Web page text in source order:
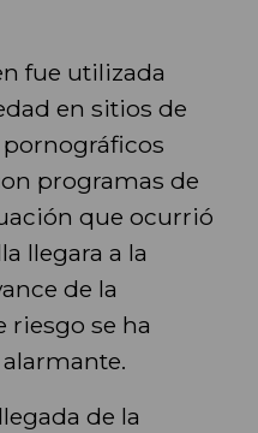
fue utilizada
en sitios de
programas de
que ocurrió
llegara a la
de la
riesgo se ha
de la